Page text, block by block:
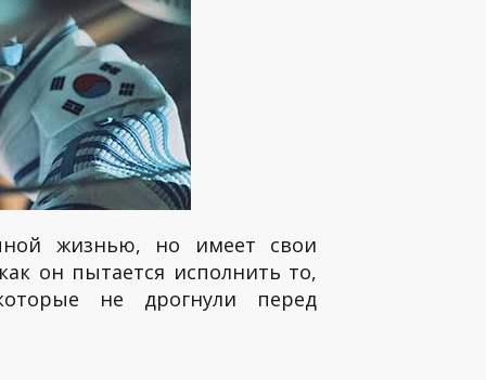
жизнью, но имеет свои
он пытается исполнить то,
не дрогнули перед